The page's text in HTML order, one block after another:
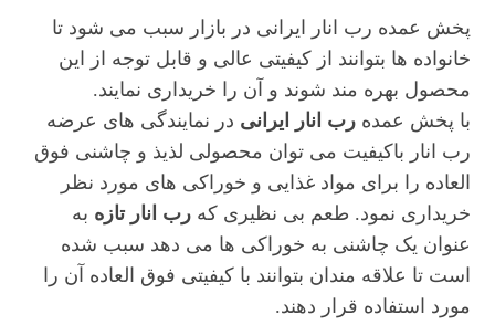
پخش عمده رب انار ایرانی در بازار سبب می شود تا
خانواده ها بتوانند از کیفیتی عالی و قابل توجه از این
محصول بهره مند شوند و آن را خریداری نمایند.
با پخش عمدهرب انار ایرانی در نمایندگی های عرضه
رب انار باکیفیت می توان محصولی لذیذ و چاشنی فوق
العاده را برای مواد غذایی و خوراکی های مورد نظر
خریداری نمود. طعم بی نظیری کهرب انار تازه به
عنوان یک چاشنی به خوراکی ها می دهد سبب شده
است تا علاقه مندان بتوانند با کیفیتی فوق العاده آن را
مورد استفاده قرار دهند.